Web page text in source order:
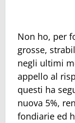
Non ho, per
grosse,
negli ultimi
appello al
questi ha
nuova 5%,
fondiarie ed